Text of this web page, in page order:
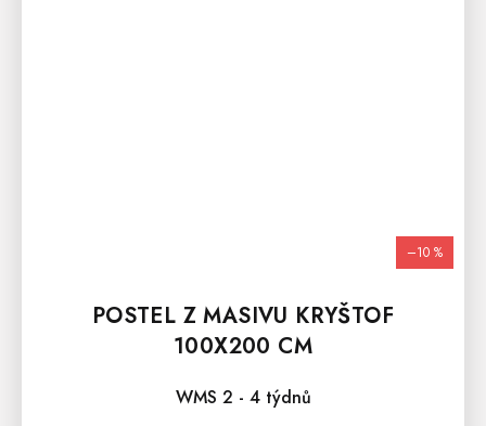
–10 %
POSTEL Z MASIVU KRYŠTOF
100X200 CM
WMS 2 - 4 týdnů